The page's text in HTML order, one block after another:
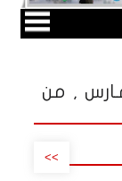
, من
>>